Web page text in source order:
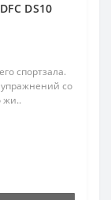
DS10
спортзала.
со
жи..